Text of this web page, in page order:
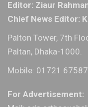
Editor: Ziaur
Chief News Editor:
Palton Tower, 7th
Paltan, Dhaka-1000.
Mobile: 01721
For Advertisement: